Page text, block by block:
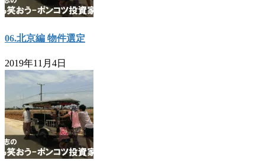
06.北京編 物件選定
2019年11月4日